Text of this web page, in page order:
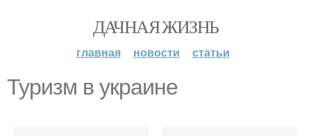
ДАЧНАЯ ЖИЗНЬ
главная новости статьи
Туризм в украине